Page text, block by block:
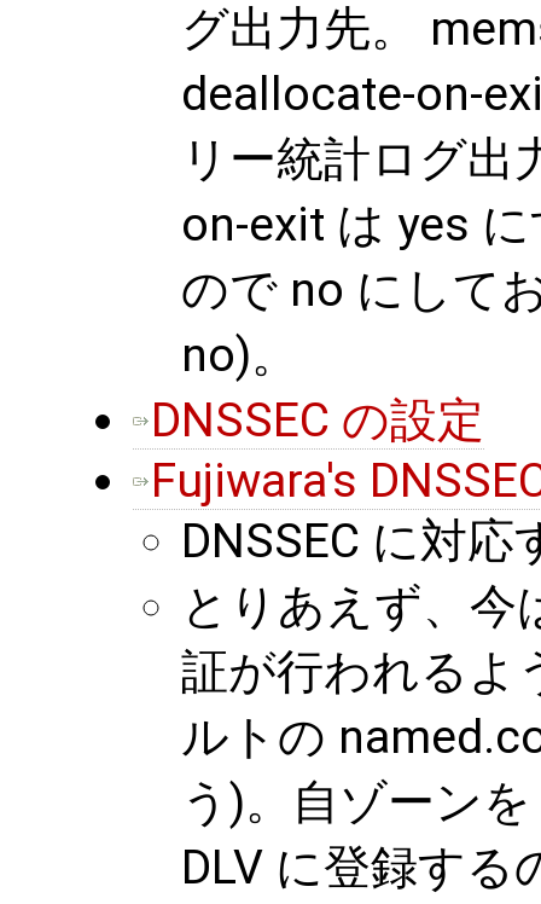
グ出力先。
deallocate-on-
リー統計ログ出
on-exit は yes
ので no にして
no)。
DNSSEC の設定
Fujiwara's
DNSSEC に対
とりあえず、今
証が行われるよ
ルトの
う)。自ゾーン
DLV に登録する